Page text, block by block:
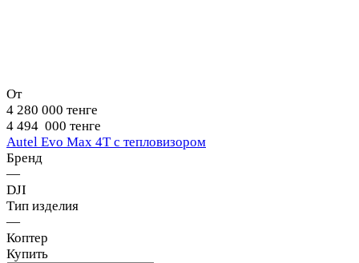
От
4 280 000 тенге
4 494 000 тенге
Autel Evo Max 4T с тепловизором
Бренд
—
DJI
Тип изделия
—
Коптер
Купить